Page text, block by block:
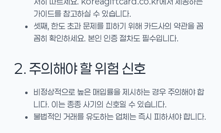
가이드를 참고하실 수 있습니다.
셋째, 한도 초과 문제를 피하기 위해 카드사의 약관을 꼼
꼼히 확인하세요. 본인 인증 절차도 필수입니다.
2. 주의해야 할 위험 신호
비정상적으로 높은 매입률을 제시하는 경우 주의해야 합
니다. 이는 종종 사기의 신호일 수 있습니다.
불법적인 거래를 유도하는 업체는 즉시 피하셔야 합니다.